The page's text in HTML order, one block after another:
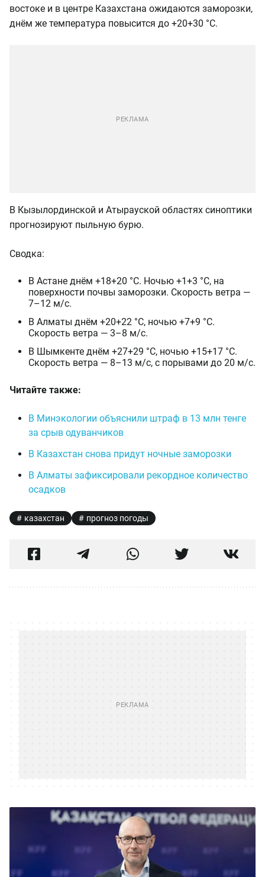
востоке и в центре Казахстана ожидаются заморозки,
днём же температура повысится до +20+30 °C.
В Кызылординской и Атырауской областях синоптики
прогнозируют пыльную бурю.
Сводка:
В Астане днём +18+20 °C. Ночью +1+3 °C, на
поверхности почвы заморозки. Скорость ветра —
7–12 м/с.
В Алматы днём +20+22 °C, ночью +7+9 °C.
Скорость ветра — 3–8 м/с.
В Шымкенте днём +27+29 °C, ночью +15+17 °C.
Скорость ветра — 8–13 м/с, с порывами до 20 м/с.
Читайте также:
В Минэкологии объяснили штраф в 13 млн тенге
за срыв одуванчиков
В Казахстан снова придут ночные заморозки
В Алматы зафиксировали рекордное количество
осадков
казахстан прогноз погоды